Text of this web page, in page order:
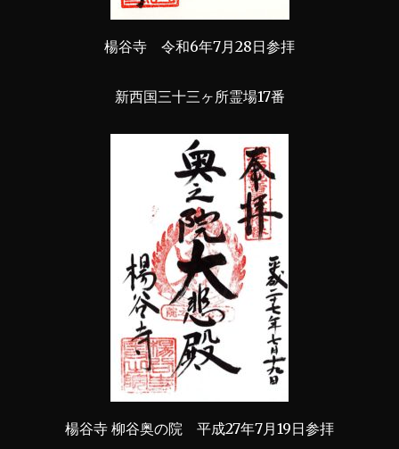
楊谷寺 令和6年7月28日参拝
新西国三十三ヶ所霊場17番
楊谷寺 柳谷奥の院 平成27年7月19日参拝